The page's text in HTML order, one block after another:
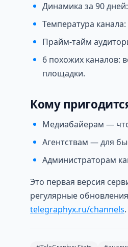
Динамика за 90
Температура
Прайм-тайм
6 похожих каналов:
площадки.
Кому
Медиабайерам —
Агентствам — для
Администраторам
Это первая версия
регулярные
telegraphyx.ru/channels.